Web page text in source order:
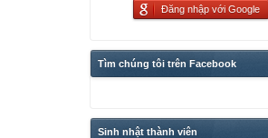
Đăng nhập với Google
Tìm chúng tôi trên Facebook
Sinh nhật thành viên